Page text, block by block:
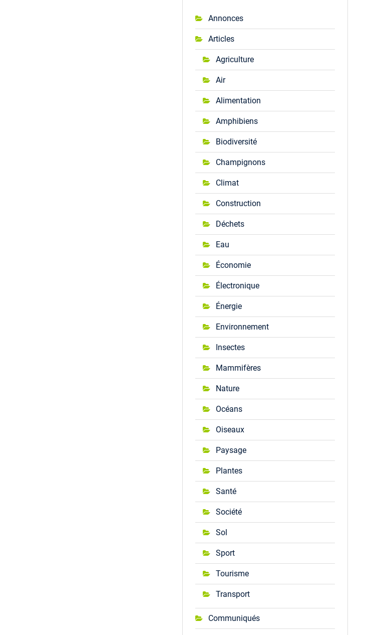
Annonces
Articles
Agriculture
Air
Alimentation
Amphibiens
Biodiversité
Champignons
Climat
Construction
Déchets
Eau
Économie
Électronique
Énergie
Environnement
Insectes
Mammifères
Nature
Océans
Oiseaux
Paysage
Plantes
Santé
Société
Sol
Sport
Tourisme
Transport
Communiqués